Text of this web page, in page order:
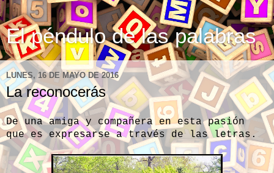
El péndulo de las palabras
LUNES, 16 DE MAYO DE 2016
La reconocerás
De una amiga y compañera en esta pasión
que es expresarse a través de las letras.